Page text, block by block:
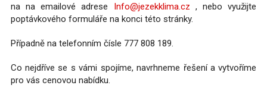
na na emailové adrese Info@jezekklima.cz , nebo využijte
poptávkového formuláře na konci této stránky.
Případně na telefonním čísle 777 808 189.
Co nejdříve se s vámi spojíme, navrhneme řešení a vytvoříme
pro vás cenovou nabídku.